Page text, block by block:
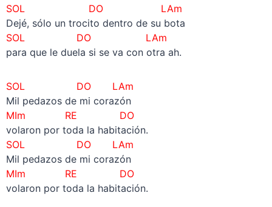
SOL DO LAm
Dejé, sólo un trocito dentro de su bota
SOL DO LAm
para que le duela si se va con otra ah.
SOL DO LAm
Mil pedazos de mi corazón
MIm RE DO
volaron por toda la habitación.
SOL DO LAm
Mil pedazos de mi corazón
MIm RE DO
volaron por toda la habitación.